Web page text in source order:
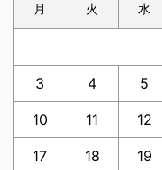
月 火 水
3 4 5
10 11 12
17 18 19